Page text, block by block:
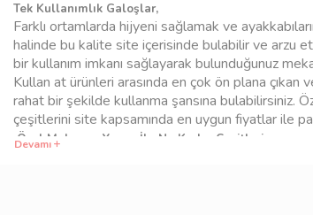
Tek Kullanımlık Galoşlar,
Farklı ortamlarda hijyeni sağlamak ve
halinde bu kalite site içerisinde bulabilir ve arzu
bir kullanım imkanı sağlayarak bulunduğunuz
Kullan at ürünleri arasında en çok ön plana
rahat bir şekilde kullanma şansına bulabilirsiniz.
çeşitlerini site kapsamında en uygun fiyatlar ile
Özel Malzeme Yapısı İle Ne Kadar Çeşitleri
Devamı